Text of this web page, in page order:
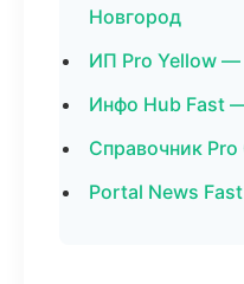
Новгород
ИП Pro Yellow —
Инфо Hub Fast
Справочник
Portal News